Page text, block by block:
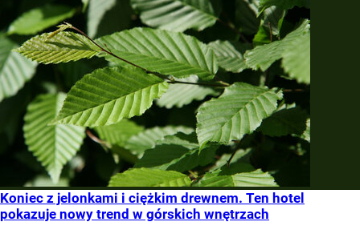
Koniec z jelonkami i ciężkim drewnem. Ten hotel
pokazuje nowy trend w górskich wnętrzach